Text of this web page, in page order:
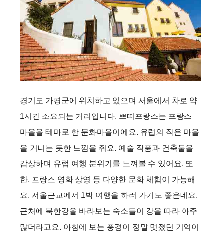
경기도 가평군에 위치하고 있으며 서울에서 차로 약
1시간 소요되는 거리입니다. 쁘띠프랑스는 프랑스
마을을 테마로 한 문화마을이에요. 유럽의 작은 마을
을 거니는 듯한 느낌을 줘요. 예술 작품과 건축물을
감상하며 유럽 여행 분위기를 느껴볼 수 있어요. 또
한, 프랑스 영화 상영 등 다양한 문화 체험이 가능해
요. 서울근교에서 1박 여행을 하러 가기도 좋은데요.
근처에 북한강을 바라보는 숙소들이 강을 따라 아주
많더라고요. 아침에 보는 풍경이 정말 멋졌던 기억이